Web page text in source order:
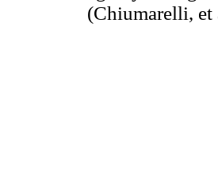
(Chiumarelli, et